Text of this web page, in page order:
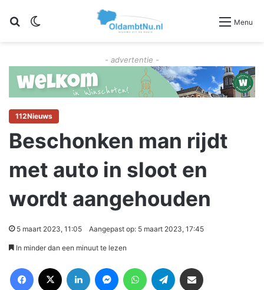
Zoeken Menu
- advertentie -
112Nieuws
Beschonken man rijdt
met auto in sloot en
wordt aangehouden
5 maart 2023, 11:05 Aangepast op: 5 maart 2023, 17:45
In minder dan een minuut te lezen